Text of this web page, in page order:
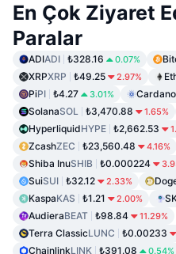
En Çok Ziyaret
Paralar
ADIADI ₺328.16 0.07%
XRPXRP ₺49.25 2.97%
PiPI ₺4.27 3.01% Cardano
SolanaSOL ₺3,470.88 1.65%
HyperliquidHYPE ₺2,662.53
ZcashZEC ₺23,560.48 4.16%
Shiba InuSHIB ₺0.000224
SuiSUI ₺32.12 2.33%
KaspaKAS ₺1.21 2.00%
AudieraBEAT ₺98.84 11.29%
Terra ClassicLUNC ₺0.00233
ChainlinkLINK ₺391.08 0.54%